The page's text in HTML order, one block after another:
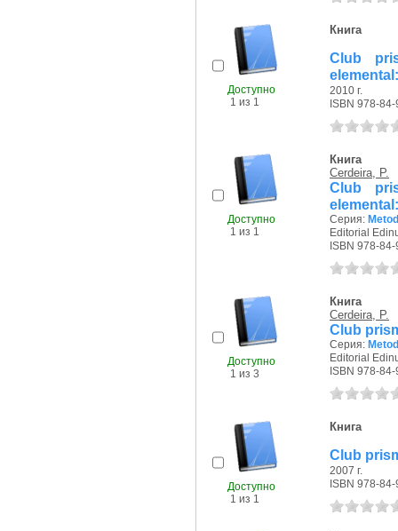
Доступно
1 из 1
Книга
Club
2010 г.
ISBN 978-
Доступно
1 из 1
Книга
Cerdeira, P.
Club
Серия:
Editorial
ISBN 978-
Доступно
1 из 3
Книга
Cerdeira, P.
Club
Серия:
Editorial
ISBN 978-
Доступно
1 из 1
Книга
Club
2007 г.
ISBN 978-